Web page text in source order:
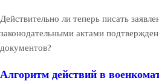
Действительно ли теперь писать
законодательными актами
документов?
Алгоритм действий в